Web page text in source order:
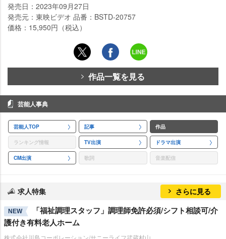
発売日：2023年09月27日
発売元：東映ビデオ 品番：BSTD-20757
価格：15,950円（税込）
作品一覧を見る
芸能人事典
芸能人TOP 記事 作品
ランキング情報 TV出演 ドラマ出演
CM出演 歌詞 音楽配信
求人特集 さらに見る
NEW
「福祉調理スタッフ」調理師免許必須/シフト相談可/介
護付き有料老人ホーム